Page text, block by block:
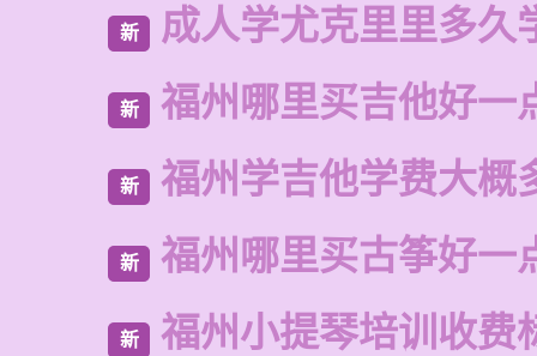
新 成人学尤克里里多久
新 福州哪里买吉他好一
新 福州学吉他学费大概
新 福州哪里买古筝好一
新 福州小提琴培训收费